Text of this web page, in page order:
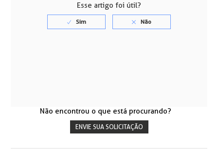
Esse artigo foi útil?
Não encontrou o que está procurando?
ENVIE SUA SOLICITAÇÃO